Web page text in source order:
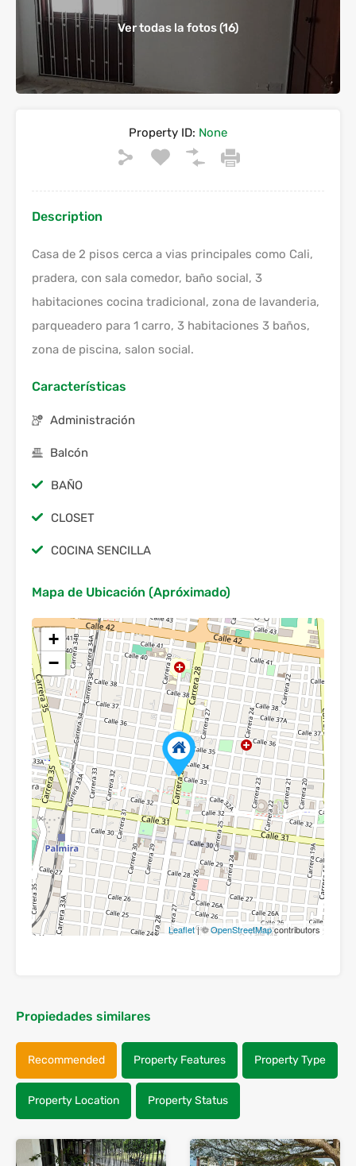
Ver todas la fotos (16)
Property ID: None
Description
Casa de 2 pisos cerca a vias principales como Cali,
pradera, con sala comedor, baño social, 3
habitaciones cocina tradicional, zona de lavanderia,
parqueadero para 1 carro, 3 habitaciones 3 baños,
zona de piscina, salon social.
Características
Administración
Balcón
BAÑO
CLOSET
COCINA SENCILLA
Mapa de Ubicación (Apróximado)
+
−
Leaflet| ©OpenStreetMapcontributors
Propiedades similares
Recommended Property Features Property Type
Property Location Property Status